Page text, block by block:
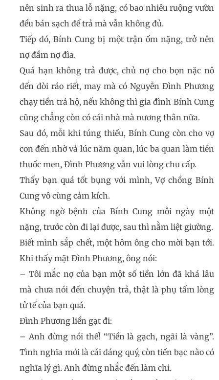
nên sinh ra thua lỗ nặng, có bao nhiêu ruộng vườn
đều bán sạch để trả mà vẫn không đủ.
Tiếp đó, Bính Cung bị một trận ốm nặng, trở nên
nợ đầm nợ đìa.
Quá hạn không trả được, chủ nợ cho bọn nặc nô
đến đòi ráo riết, may mà có Nguyễn Đình Phương
chạy tiền trả hộ, nếu không thì gia đình Bính Cung
cũng chẳng còn có cái nhà mà nương thân nữa.
Sau đó, mỗi khi túng thiếu, Bính Cung còn cho vợ
con đến nhờ vả lúc năm quan, lúc ba quan làm tiền
thuốc men, Đình Phương vẫn vui lòng chu cấp.
Thấy bạn quá tốt bụng với mình, Vợ chồng Bính
Cung vô cùng cảm kích.
Không ngờ bệnh của Bính Cung mỗi ngày một
nặng, trước còn đi lại được, sau thì nằm liệt giường.
Biết mình sắp chết, một hôm ông cho mời bạn tới.
Khi thấy mặt Đình Phương, ông nói:
– Tôi mắc nợ của bạn một số tiền lớn đã khá lâu
mà chưa nói đến chuyện trả, thật là phụ tấm lòng
tử tế của bạn quá.
Đình Phương liền gạt đi:
– Anh đừng nói thế! “Tiền là gạch, ngãi là vàng”.
Tình nghĩa mới là cái đáng quý, còn tiền bạc nào có
nghĩa lý gì. Anh đừng nhắc đến làm chi.